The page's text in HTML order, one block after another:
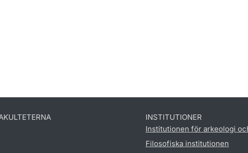
INSTITUTIONER
Institutionen för arkeologi
Filosofiska institutionen